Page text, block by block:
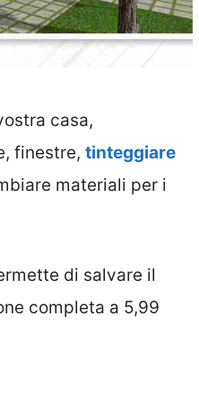
casa,
finestre, tinteggiare
materiali per i
di salvare il
completa a 5,99